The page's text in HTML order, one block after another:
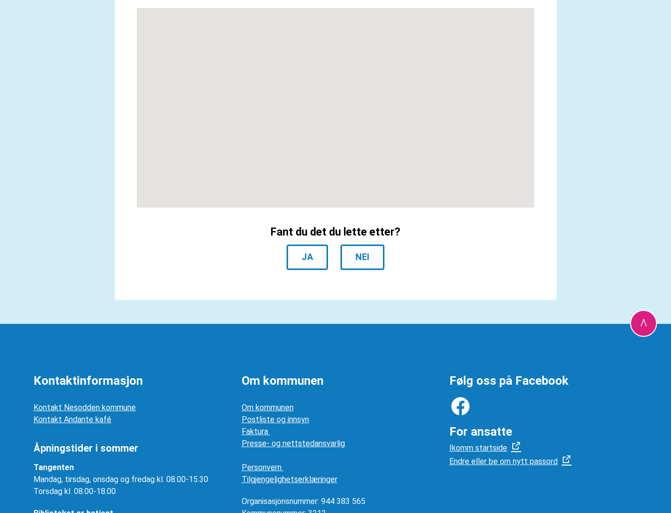
Fant du det du lette etter?
JA NEI
Kontaktinformasjon
Kontakt Nesodden kommune
Kontakt Andante kafé
Åpningstider i sommer
Tangenten
Mandag, tirsdag, onsdag og fredag kl. 08.00-15.30
Torsdag kl. 08.00-18.00
Om kommunen
Om kommunen
Postliste og innsyn
Faktura
Presse- og nettstedansvarlig
Personvern
Tilgjengelighetserklæringer
Organisasjonsnummer: 944 383 565
Følg oss på Facebook
For ansatte
Ikomm startside
Endre eller be om nytt passord